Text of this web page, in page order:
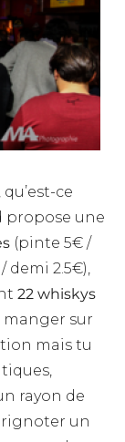
ce
propose une
(pinte 5€ /
demi 2.5€),
22 whiskys
manger sur
mais tu
rayon de
un